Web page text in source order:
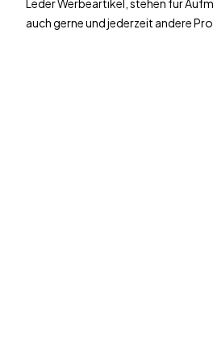
Leder Werbeartikel, stehen für
auch gerne und jederzeit andere